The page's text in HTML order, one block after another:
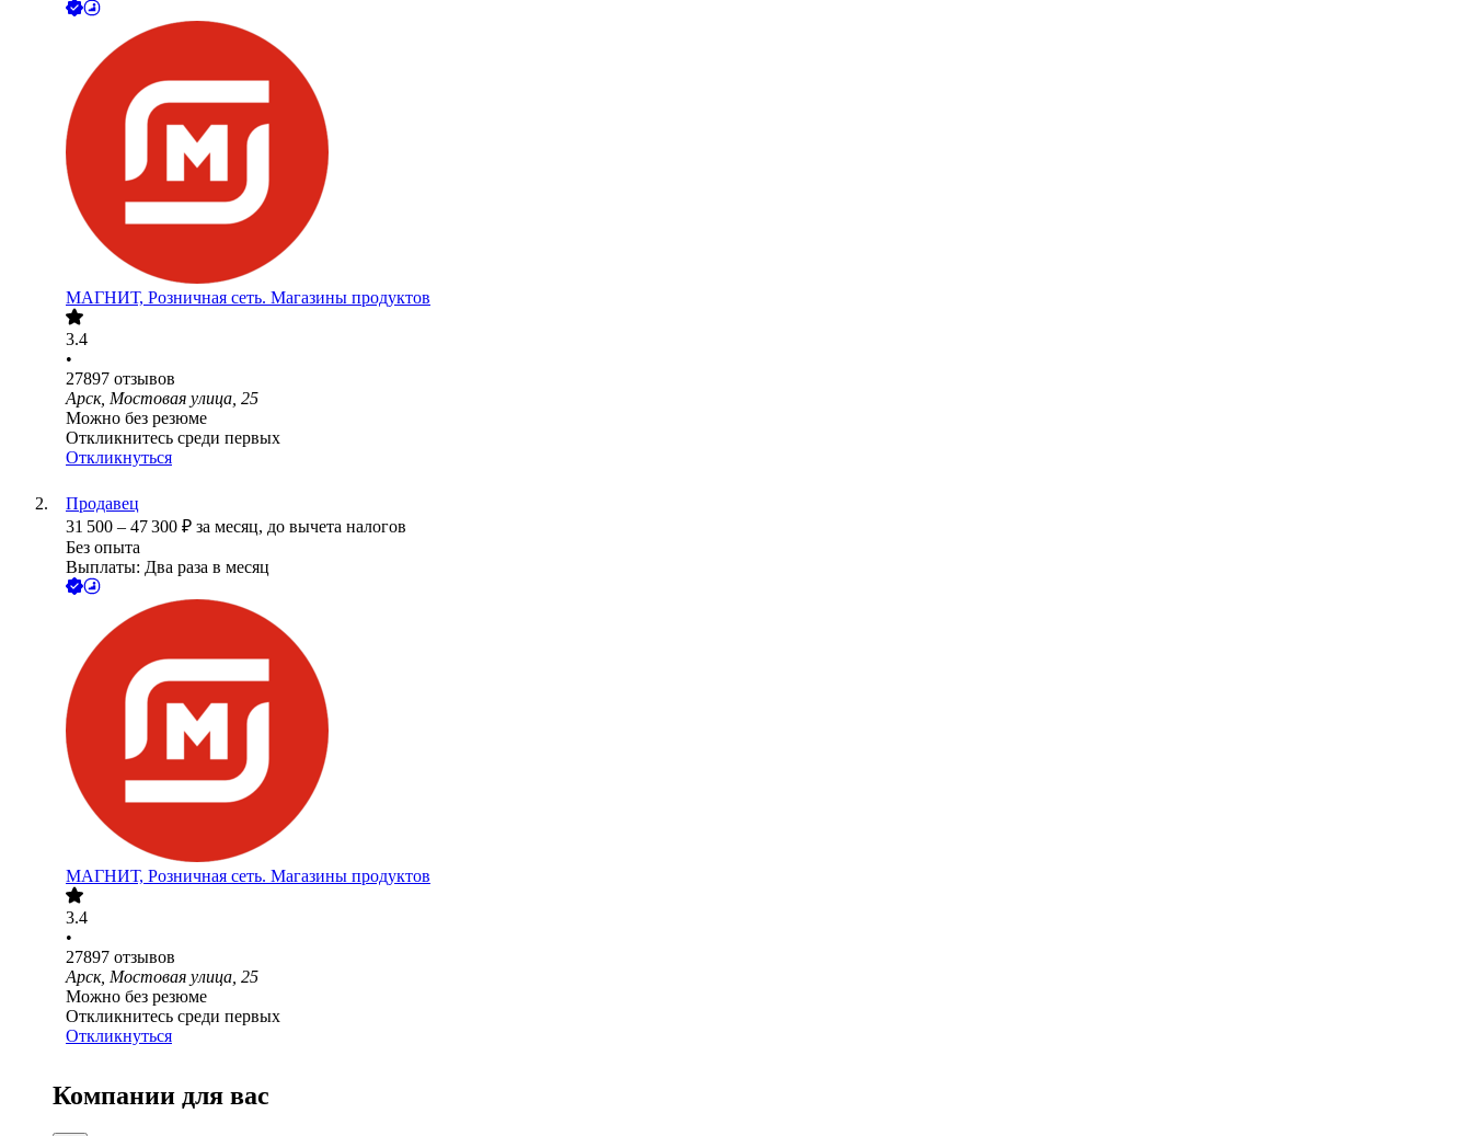
МАГНИТ, Розничная сеть. Магазины продуктов
3.4
•
27897 отзывов
Арск, Мостовая улица, 25
Можно без резюме
Откликнитесь среди первых
Откликнуться
Продавец
31 500 – 47 300 ₽ за месяц, до вычета налогов
Без опыта
Выплаты: Два раза в месяц
МАГНИТ, Розничная сеть. Магазины продуктов
3.4
•
27897 отзывов
Арск, Мостовая улица, 25
Можно без резюме
Откликнитесь среди первых
Откликнуться
Компании для вас